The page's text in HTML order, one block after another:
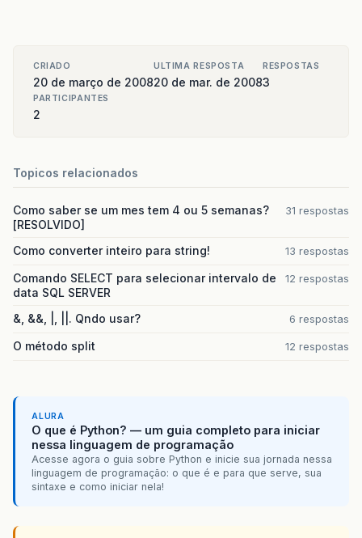
CRIADO
20 de março de 2008
ULTIMA RESPOSTA
20 de mar. de 2008
RESPOSTAS
3
PARTICIPANTES
2
Topicos relacionados
Como saber se um mes tem 4 ou 5 semanas?
[RESOLVIDO]
31 respostas
Como converter inteiro para string! 13 respostas
Comando SELECT para selecionar intervalo de
data SQL SERVER
12 respostas
&, &&, |, ||. Qndo usar? 6 respostas
O método split 12 respostas
ALURA
O que é Python? — um guia completo para iniciar
nessa linguagem de programação
Acesse agora o guia sobre Python e inicie sua jornada nessa
linguagem de programação: o que é e para que serve, sua
sintaxe e como iniciar nela!